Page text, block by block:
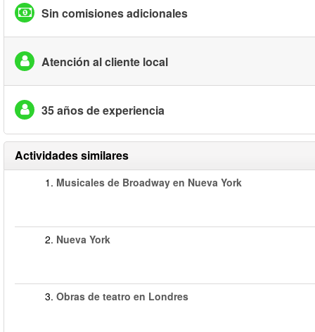
Sin comisiones adicionales
Atención al cliente local
35 años de experiencia
Actividades similares
1. Musicales de Broadway en Nueva York
2. Nueva York
3. Obras de teatro en Londres